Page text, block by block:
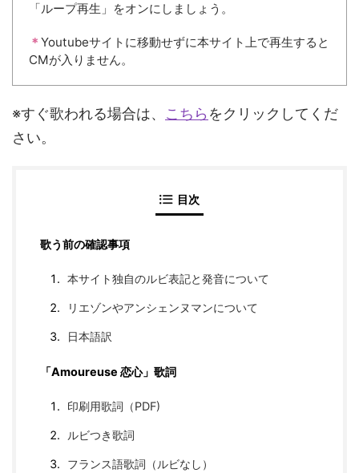
「ループ再生」をオンにしましょう。
＊ Youtubeサイトに移動せずに本サイト上で再生すると
CMが入りません。
※すぐ歌われる場合は、 こちら をクリックしてくだ
さい。
目次
歌う前の確認事項
本サイト独自のルビ表記と発音について
リエゾンやアンシェンヌマンについて
日本語訳
「Amoureuse 恋心」歌詞
印刷用歌詞（PDF)
ルビつき歌詞
フランス語歌詞（ルビなし）